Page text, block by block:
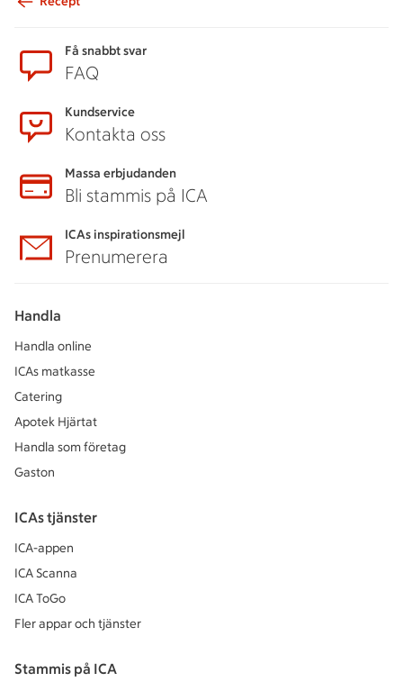
Få snabbt svar
FAQ
Kundservice
Kontakta oss
Massa erbjudanden
Bli stammis på ICA
ICAs inspirationsmejl
Prenumerera
Handla
Handla online
ICAs matkasse
Catering
Apotek Hjärtat
Handla som företag
Gaston
ICAs tjänster
ICA-appen
ICA Scanna
ICA ToGo
Fler appar och tjänster
Stammis på ICA